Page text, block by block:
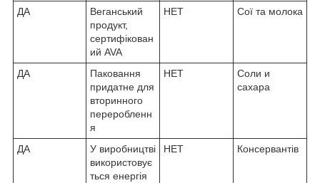
ДА
Веганський
продукт,
сертифікован
ий AVA
НЕТ Сої та молока
ДА
Паковання
придатне для
вторинного
переробленн
я
НЕТ
Соли и
сахара
ДА
У виробництві
використовує
ться енергія
НЕТ Консервантів